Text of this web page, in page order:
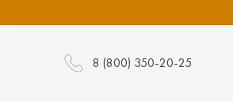
8 (800) 350-20-25